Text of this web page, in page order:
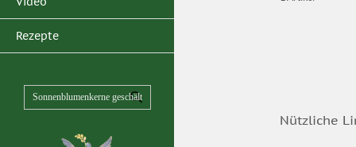
Rezepte
Nützliche